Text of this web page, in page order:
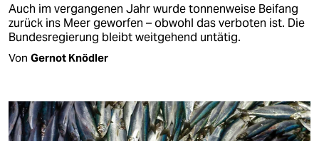
Auch im vergangenen Jahr wurde tonnenweise Beifang
zurück ins Meer geworfen – obwohl das verboten ist. Die
Bundesregierung bleibt weitgehend untätig.
Von Gernot Knödler